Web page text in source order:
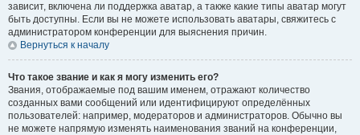
зависит, включена ли поддержка аватар, а также какие типы аватар могут
быть доступны. Если вы не можете использовать аватары, свяжитесь с
администратором конференции для выяснения причин.
Вернуться к началу
Что такое звание и как я могу изменить его?
Звания, отображаемые под вашим именем, отражают количество
созданных вами сообщений или идентифицируют определённых
пользователей: например, модераторов и администраторов. Обычно вы
не можете напрямую изменять наименования званий на конференции,